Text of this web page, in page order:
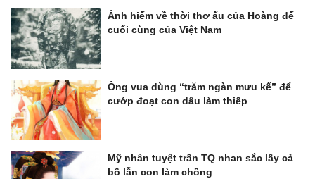
Ảnh hiếm về thời thơ ấu của Hoàng đế
cuối cùng của Việt Nam
Ông vua dùng “trăm ngàn mưu kế” để
cướp đoạt con dâu làm thiếp
Mỹ nhân tuyệt trần TQ nhan sắc lấy cả
bố lẫn con làm chồng